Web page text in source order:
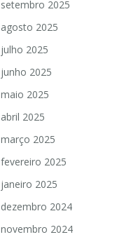
setembro 2025
agosto 2025
julho 2025
junho 2025
maio 2025
abril 2025
março 2025
fevereiro 2025
janeiro 2025
dezembro 2024
novembro 2024